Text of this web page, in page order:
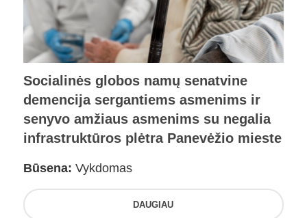
Socialinės globos namų senatvine
demencija sergantiems asmenims ir
senyvo amžiaus asmenims su negalia
infrastruktūros plėtra Panevėžio mieste
Būsena: Vykdomas
DAUGIAU